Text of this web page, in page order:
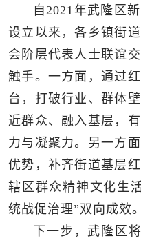
自2021年武隆区
设立以来，各乡镇街
会阶层代表人士联谊
触手。一方面，通过
台，打破行业、群体
近群众、融入基层，
力与凝聚力。另一方
优势，补齐街道基层
辖区群众精神文化生
统战促治理”双向成效。
下一步，武隆区